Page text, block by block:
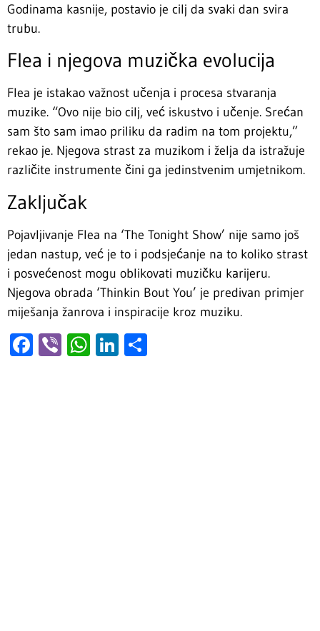
Godinama kasnije, postavio je cilj da svaki dan svira
trubu.
Flea i njegova muzička evolucija
Flea je istakao važnost učenjа i procesa stvaranja
muzike. “Ovo nije bio cilj, već iskustvo i učenje. Srećan
sam što sam imao priliku da radim na tom projektu,”
rekao je. Njegova strast za muzikom i želja da istražuje
različite instrumente čini ga jedinstvenim umjetnikom.
Zaključak
Pojavljivanje Flea na ‘The Tonight Show’ nije samo još
jedan nastup, već je to i podsjećanje na to koliko strast
i posvećenost mogu oblikovati muzičku karijeru.
Njegova obrada ‘Thinkin Bout You’ je predivan primjer
miješanja žanrova i inspiracije kroz muziku.
Facebook
ViberWhatsApp
LinkedIn